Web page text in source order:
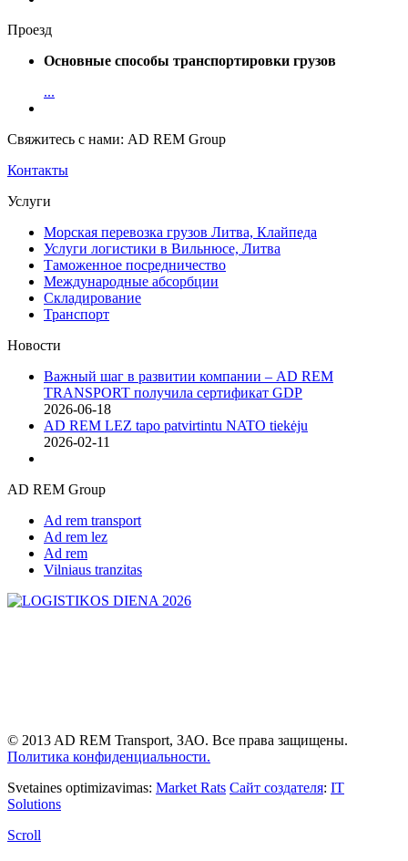
Проезд
Основные способы транспортировки грузов
...
Свяжитесь с нами: AD REM Group
Контакты
Услуги
Морская перевозка грузов Литва, Клайпеда
Услуги логистики в Вильнюсе, Литва
Таможенное посредничество
Международные абсорбции
Складирование
Транспорт
Новости
Важный шаг в развитии компании – AD REM
TRANSPORT получила сертификат GDP
2026-06-18
AD REM LEZ tapo patvirtintu NATO tiekėju
2026-02-11
AD REM Group
Ad rem transport
Ad rem lez
Ad rem
Vilniaus tranzitas
© 2013 AD REM Transport, ЗАО. Все права защищены.
Политика конфиденциальности.
Svetaines optimizavimas: Market Rats Сайт создателя: IT
Solutions
Scroll